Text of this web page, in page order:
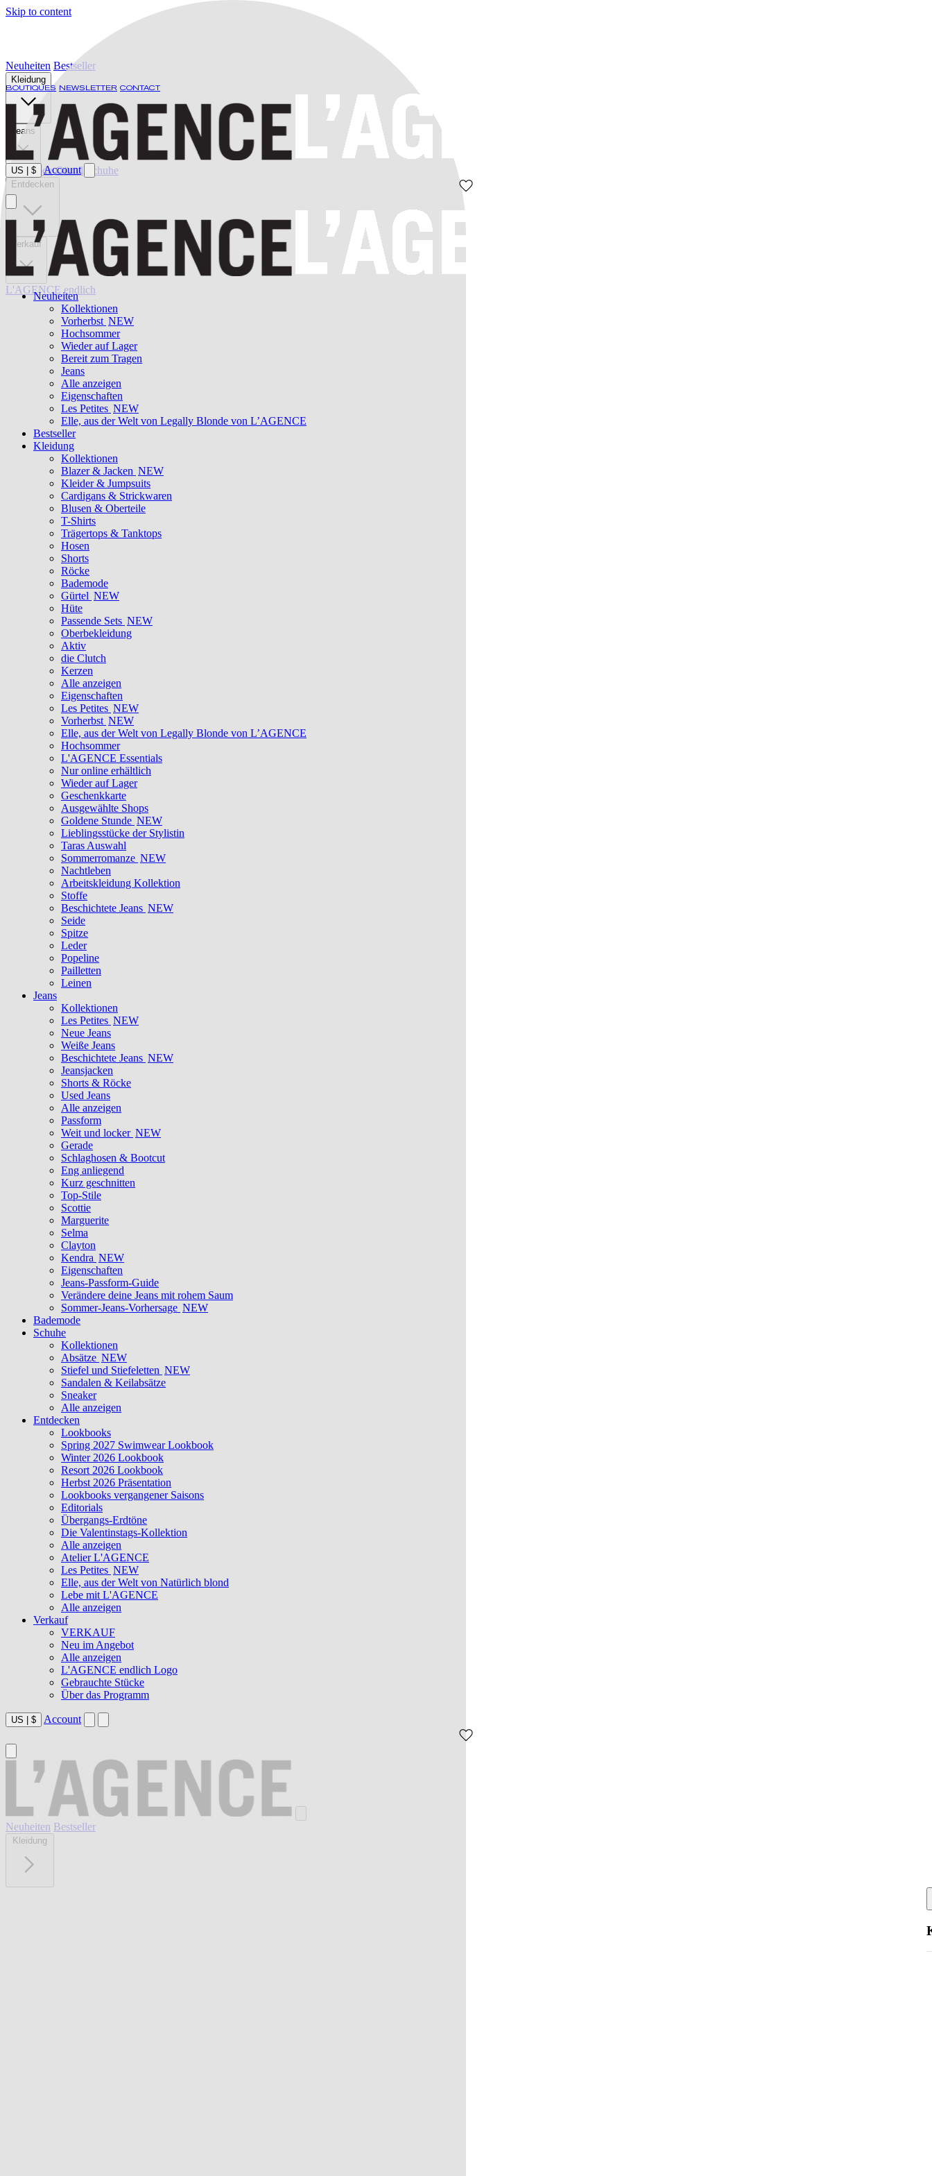
Skip to content
BOUTIQUES NEWSLETTER CONTACT
US $ Account
Neuheiten
Kollektionen
Vorherbst NEW
Hochsommer
Wieder auf Lager
Bereit zum Tragen
Jeans
Alle anzeigen
Eigenschaften
Les Petites NEW
Elle, aus der Welt von Legally Blonde von L’AGENCE
Bestseller
Kleidung
Kollektionen
Blazer & Jacken NEW
Kleider & Jumpsuits
Cardigans & Strickwaren
Blusen & Oberteile
T-Shirts
Trägertops & Tanktops
Hosen
Shorts
Röcke
Bademode
Gürtel NEW
Hüte
Passende Sets NEW
Oberbekleidung
Aktiv
die Clutch
Kerzen
Alle anzeigen
Eigenschaften
Les Petites NEW
Vorherbst NEW
Elle, aus der Welt von Legally Blonde von L’AGENCE
Hochsommer
L'AGENCE Essentials
Nur online erhältlich
Wieder auf Lager
Geschenkkarte
Ausgewählte Shops
Goldene Stunde NEW
Lieblingsstücke der Stylistin
Taras Auswahl
Sommerromanze NEW
Nachtleben
Arbeitskleidung Kollektion
Stoffe
Beschichtete Jeans NEW
Seide
Spitze
Leder
Popeline
Pailletten
Leinen
Jeans
Kollektionen
Les Petites NEW
Neue Jeans
Weiße Jeans
Beschichtete Jeans NEW
Jeansjacken
Shorts & Röcke
Used Jeans
Alle anzeigen
Passform
Weit und locker NEW
Gerade
Schlaghosen & Bootcut
Eng anliegend
Kurz geschnitten
Top-Stile
Scottie
Marguerite
Selma
Clayton
Kendra NEW
Eigenschaften
Jeans-Passform-Guide
Verändere deine Jeans mit rohem Saum
Sommer-Jeans-Vorhersage NEW
Bademode
Schuhe
Kollektionen
Absätze NEW
Stiefel und Stiefeletten NEW
Sandalen & Keilabsätze
Sneaker
Alle anzeigen
Entdecken
Lookbooks
Spring 2027 Swimwear Lookbook
Winter 2026 Lookbook
Resort 2026 Lookbook
Herbst 2026 Präsentation
Lookbooks vergangener Saisons
Editorials
Übergangs-Erdtöne
Die Valentinstags-Kollektion
Alle anzeigen
Atelier L'AGENCE
Les Petites NEW
Elle, aus der Welt von Natürlich blond
Lebe mit L'AGENCE
Alle anzeigen
Verkauf
VERKAUF
Neu im Angebot
Alle anzeigen
L'AGENCE endlich Logo
Gebrauchte Stücke
Über das Programm
US $ Account
Neuheiten Bestseller
Kleidung
Neuheiten Bestseller
Kleidung
Jeans
Bademode Gürtel Schuhe
Entdecken
Verkauf
L'AGENCE endlich